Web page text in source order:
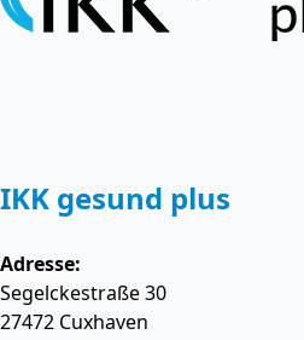
IKK gesund plus
Adresse:
Segelckestraße 30
27472 Cuxhaven